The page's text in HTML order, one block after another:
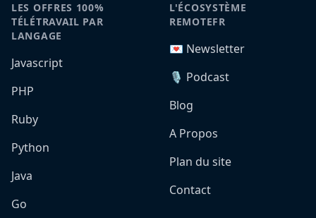
LES OFFRES 100%
TÉLÉTRAVAIL PAR
LANGAGE
Javascript
PHP
Ruby
Python
Java
Go
L'ÉCOSYSTÈME
REMOTEFR
💌 Newsletter
🎙️ Podcast
Blog
A Propos
Plan du site
Contact